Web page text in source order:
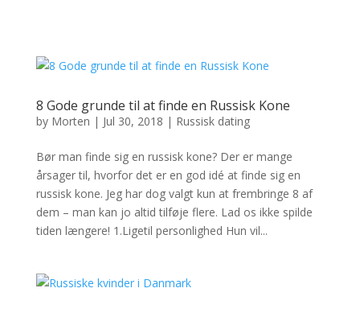
8 Gode grunde til at finde en Russisk Kone
by Morten | Jul 30, 2018 | Russisk dating
Bør man finde sig en russisk kone? Der er mange
årsager til, hvorfor det er en god idé at finde sig en
russisk kone. Jeg har dog valgt kun at frembringe 8 af
dem – man kan jo altid tilføje flere. Lad os ikke spilde
tiden længere! 1.Ligetil personlighed Hun vil...